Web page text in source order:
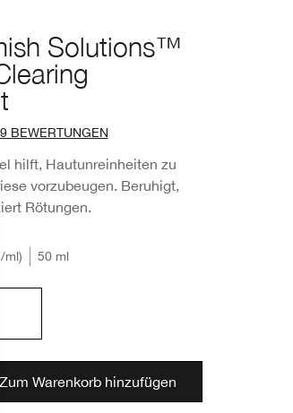
Solutions™
BEWERTUNGEN
hilft, Hautunreinheiten zu
vorzubeugen. Beruhigt,
Rötungen.
/ml 50 ml
Zum Warenkorb hinzufügen